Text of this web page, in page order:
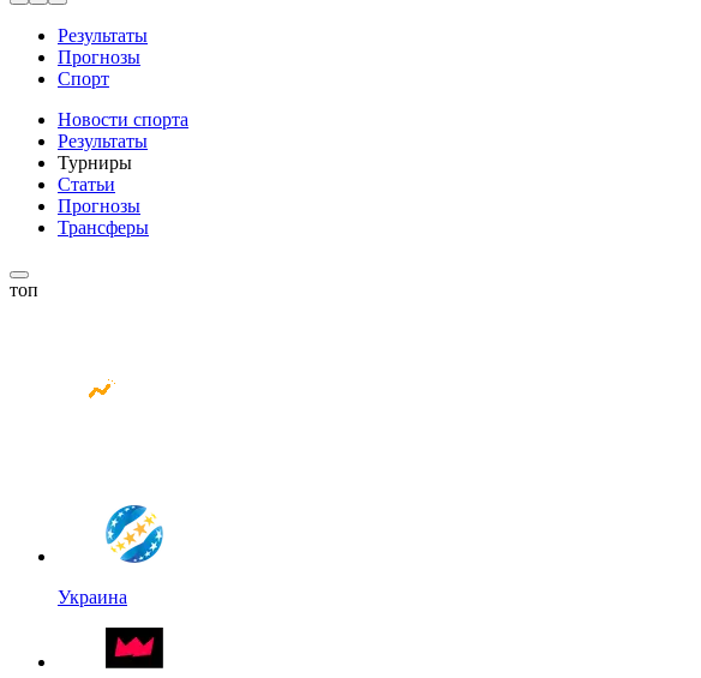
Результаты
Прогнозы
Спорт
Новости спорта
Результаты
Турниры
Статьи
Прогнозы
Трансферы
топ
Украина